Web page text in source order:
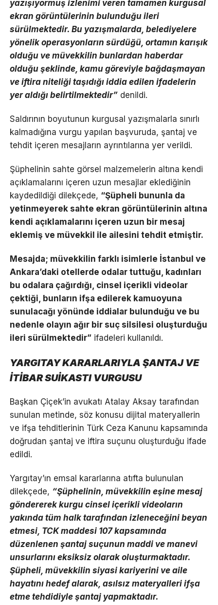
yazışıyormuş izlenimi veren tamamen kurgusal
ekran görüntülerinin bulunduğu ileri
sürülmektedir. Bu yazışmalarda, belediyelere
yönelik operasyonların sürdüğü, ortamın karışık
olduğu ve müvekkilin bunlardan haberdar
olduğu şeklinde, kamu göreviyle bağdaşmayan
ve iftira niteliği taşıdığı iddia edilen ifadelerin
yer aldığı belirtilmektedir” denildi.
Saldırının boyutunun kurgusal yazışmalarla sınırlı
kalmadığına vurgu yapılan başvuruda, şantaj ve
tehdit içeren mesajların ayrıntılarına yer verildi.
Şüphelinin sahte görsel malzemelerin altına kendi
açıklamalarını içeren uzun mesajlar eklediğinin
kaydedildiği dilekçede, “Şüpheli bununla da
yetinmeyerek sahte ekran görüntülerinin altına
kendi açıklamalarını içeren uzun bir mesaj
eklemiş ve müvekkil ile ailesini tehdit etmiştir.
Mesajda; müvekkilin farklı isimlerle İstanbul ve
Ankara’daki otellerde odalar tuttuğu, kadınları
bu odalara çağırdığı, cinsel içerikli videolar
çektiği, bunların ifşa edilerek kamuoyuna
sunulacağı yönünde iddialar bulunduğu ve bu
nedenle olayın ağır bir suç silsilesi oluşturduğu
ileri sürülmektedir” ifadeleri kullanıldı.
YARGITAY KARARLARIYLA ŞANTAJ VE
İTİBAR SUİKASTI VURGUSU
Başkan Çiçek’in avukatı Atalay Aksay tarafından
sunulan metinde, söz konusu dijital materyallerin
ve ifşa tehditlerinin Türk Ceza Kanunu kapsamında
doğrudan şantaj ve iftira suçunu oluşturduğu ifade
edildi.
Yargıtay’ın emsal kararlarına atıfta bulunulan
dilekçede, “Şüphelinin, müvekkilin eşine mesaj
göndererek kurgu cinsel içerikli videoların
yakında tüm halk tarafından izleneceğini beyan
etmesi, TCK maddesi 107 kapsamında
düzenlenen şantaj suçunun maddi ve manevi
unsurlarını eksiksiz olarak oluşturmaktadır.
Şüpheli, müvekkilin siyasi kariyerini ve aile
hayatını hedef alarak, asılsız materyalleri ifşa
etme tehdidiyle şantaj yapmaktadır.